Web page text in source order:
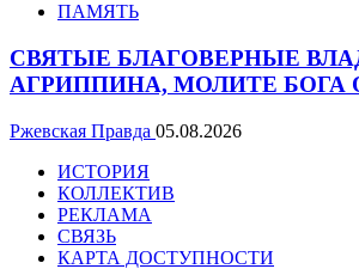
ПАМЯТЬ
СВЯТЫЕ БЛАГОВЕРНЫЕ
АГРИППИНА, МОЛИТЕ БОГА
Ржевская Правда 05.08.2026
ИСТОРИЯ
КОЛЛЕКТИВ
РЕКЛАМА
СВЯЗЬ
КАРТА ДОСТУПНОСТИ